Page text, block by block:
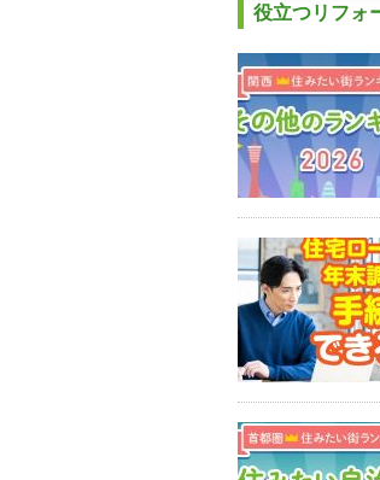
役立つリフォ